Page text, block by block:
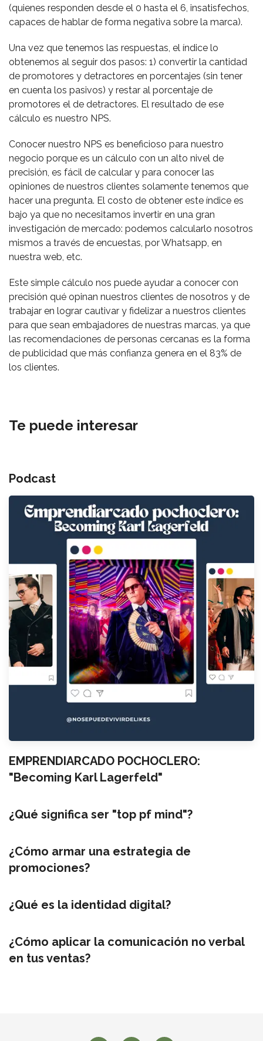
(quienes responden desde el 0 hasta el 6, insatisfechos,
capaces de hablar de forma negativa sobre la marca).
Una vez que tenemos las respuestas, el índice lo
obtenemos al seguir dos pasos: 1) convertir la cantidad
de promotores y detractores en porcentajes (sin tener
en cuenta los pasivos) y restar al porcentaje de
promotores el de detractores. El resultado de ese
cálculo es nuestro NPS.
Conocer nuestro NPS es beneficioso para nuestro
negocio porque es un cálculo con un alto nivel de
precisión, es fácil de calcular y para conocer las
opiniones de nuestros clientes solamente tenemos que
hacer una pregunta. El costo de obtener este índice es
bajo ya que no necesitamos invertir en una gran
investigación de mercado: podemos calcularlo nosotros
mismos a través de encuestas, por Whatsapp, en
nuestra web, etc.
Este simple cálculo nos puede ayudar a conocer con
precisión qué opinan nuestros clientes de nosotros y de
trabajar en lograr cautivar y fidelizar a nuestros clientes
para que sean embajadores de nuestras marcas, ya que
las recomendaciones de personas cercanas es la forma
de publicidad que más confianza genera en el 83% de
los clientes.
Te puede interesar
Podcast
EMPRENDIARCADO POCHOCLERO:
"Becoming Karl Lagerfeld"
¿Qué significa ser "top pf mind"?
¿Cómo armar una estrategia de
promociones?
¿Qué es la identidad digital?
¿Cómo aplicar la comunicación no verbal
en tus ventas?